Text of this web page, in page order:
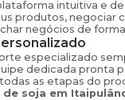
intuitiva e
produtos, negociar
negócios de
especializado
dedicada pronta
as etapas do
de soja em